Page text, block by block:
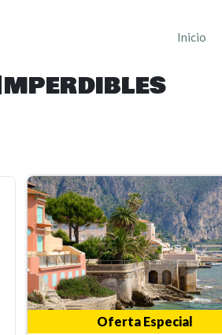
Inicio
Oferta Especial